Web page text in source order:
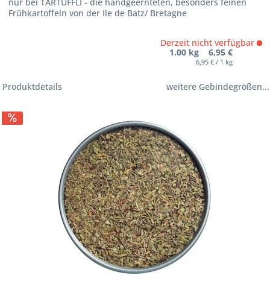
Frühkartoffeln von der Ile de Batz/ Bretagne
Derzeit nicht verfügbar
1.00 kg 6,95 €
6,95 € / 1 kg
Produktdetails weitere Gebindegrößen...